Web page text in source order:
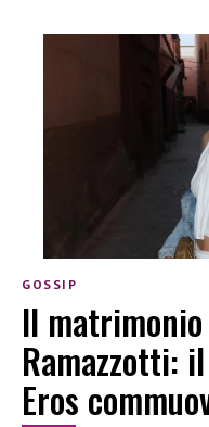
GOSSIP
Il
Ramazzotti:
Eros